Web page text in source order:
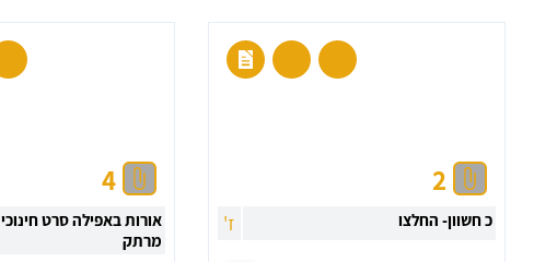
2
כ חשוון- החלצו ז'
4
אורות באפילה סרט חינוכי
מרתק